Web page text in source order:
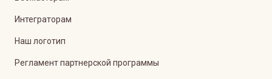
Интеграторам
Наш логотип
Регламент партнерской программы